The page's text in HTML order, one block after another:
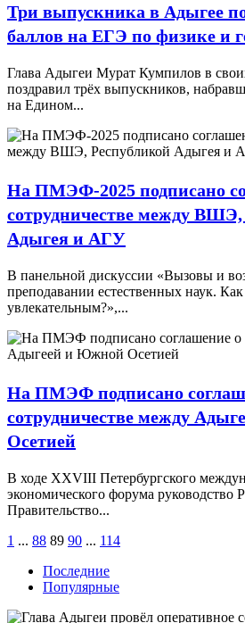
Три выпускника в Адыгее
баллов на ЕГЭ по физике и
Глава Адыгеи Мурат Кумпилов в
поздравил трёх выпускников,
на Едином...
На ПМЭФ-2025 подписано
сотрудничестве между ВШЭ,
Адыгея и АГУ
В панельной дискуссии «Вызовы и
преподавании естественных наук.
увлекательным?»,...
На ПМЭФ подписано
сотрудничестве между
Осетией
В ходе XXVIII Петербургского
экономического форума руководство
Правительство...
1 ... 88 89 90 ... 114
Последние
Популярные